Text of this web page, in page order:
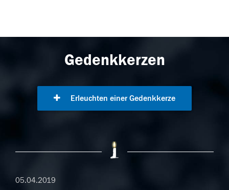
Gedenkkerzen
Erleuchten einer Gedenkkerze
05.04.2019